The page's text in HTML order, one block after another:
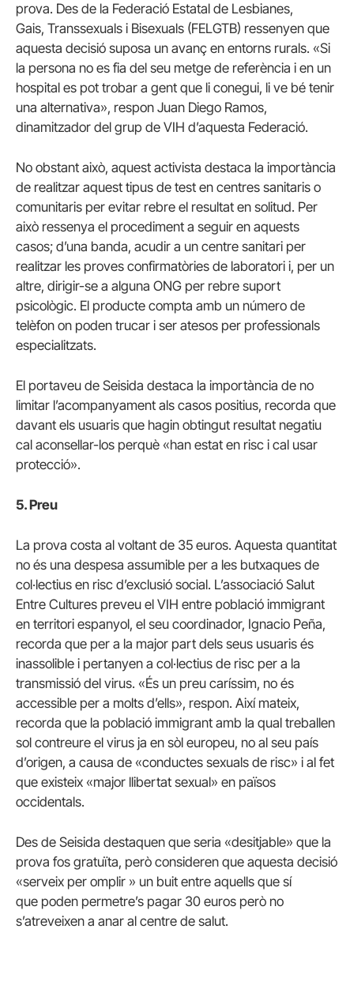
prova. Des de la Federació Estatal de Lesbianes,
Gais, Transsexuals i Bisexuals (FELGTB) ressenyen que
aquesta decisió suposa un avanç en entorns rurals. «Si
la persona no es fia del seu metge de referència i en un
hospital es pot trobar a gent que li conegui, li ve bé tenir
una alternativa», respon Juan Diego Ramos,
dinamitzador del grup de VIH d’aquesta Federació.
No obstant això, aquest activista destaca la importància
de realitzar aquest tipus de test en centres sanitaris o
comunitaris per evitar rebre el resultat en solitud. Per
això ressenya el procediment a seguir en aquests
casos; d’una banda, acudir a un centre sanitari per
realitzar les proves confirmatòries de laboratori i, per un
altre, dirigir-se a alguna ONG per rebre suport
psicològic. El producte compta amb un número de
telèfon on poden trucar i ser atesos per professionals
especialitzats.
El portaveu de Seisida destaca la importància de no
limitar l’acompanyament als casos positius, recorda que
davant els usuaris que hagin obtingut resultat negatiu
cal aconsellar-los perquè «han estat en risc i cal usar
protecció».
5. Preu
La prova costa al voltant de 35 euros. Aquesta quantitat
no és una despesa assumible per a les butxaques de
col·lectius en risc d’exclusió social. L’associació Salut
Entre Cultures preveu el VIH entre població immigrant
en territori espanyol, el seu coordinador, Ignacio Peña,
recorda que per a la major part dels seus usuaris és
inassolible i pertanyen a col·lectius de risc per a la
transmissió del virus. «És un preu caríssim, no és
accessible per a molts d’ells», respon. Així mateix,
recorda que la població immigrant amb la qual treballen
sol contreure el virus ja en sòl europeu, no al seu país
d’origen, a causa de «conductes sexuals de risc» i al fet
que existeix «major llibertat sexual» en països
occidentals.
Des de Seisida destaquen que seria «desitjable» que la
prova fos gratuïta, però consideren que aquesta decisió
«serveix per omplir » un buit entre aquells que sí
que poden permetre’s pagar 30 euros però no
s’atreveixen a anar al centre de salut.